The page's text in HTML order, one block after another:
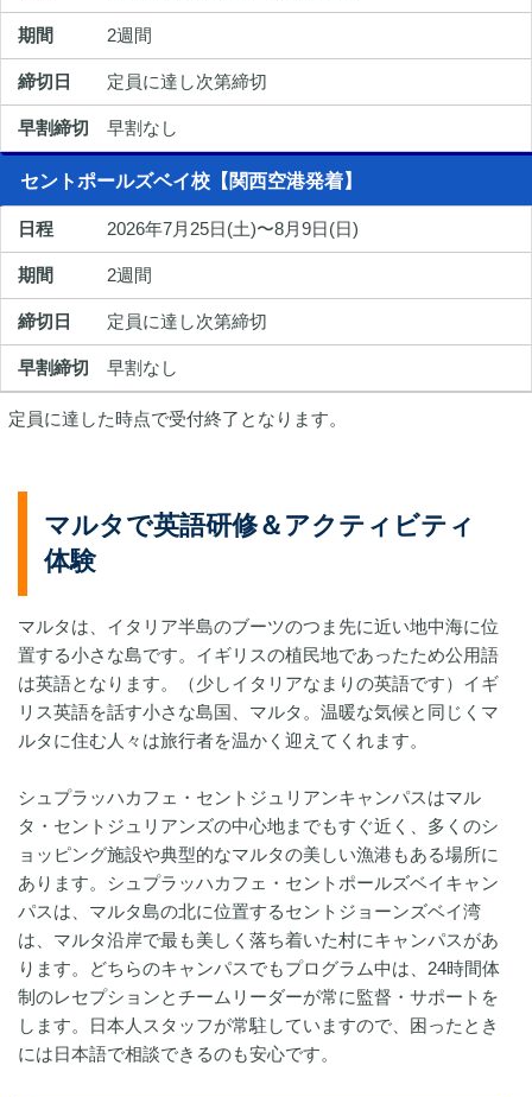
2週間
定員に達し次第締切
早割なし
セントポールズベイ校【関西空港発着】
2026年7月25日(土)〜8月9日(日)
2週間
定員に達し次第締切
早割なし
定員に達した時点で受付終了となります。
マルタで英語研修＆アクティビティ
体験
マルタは、イタリア半島のブーツのつま先に近い地中海に位
置する小さな島です。イギリスの植民地であったため公用語
は英語となります。（少しイタリアなまりの英語です）イギ
リス英語を話す小さな島国、マルタ。温暖な気候と同じくマ
ルタに住む人々は旅行者を温かく迎えてくれます。
シュプラッハカフェ・セントジュリアンキャンパスはマル
タ・セントジュリアンズの中心地までもすぐ近く、多くのシ
ョッピング施設や典型的なマルタの美しい漁港もある場所に
あります。シュプラッハカフェ・セントポールズベイキャン
パスは、マルタ島の北に位置するセントジョーンズベイ湾
は、マルタ沿岸で最も美しく落ち着いた村にキャンパスがあ
ります。どちらのキャンパスでもプログラム中は、24時間体
制のレセプションとチームリーダーが常に監督・サポートを
します。日本人スタッフが常駐していますので、困ったとき
には日本語で相談できるのも安心です。